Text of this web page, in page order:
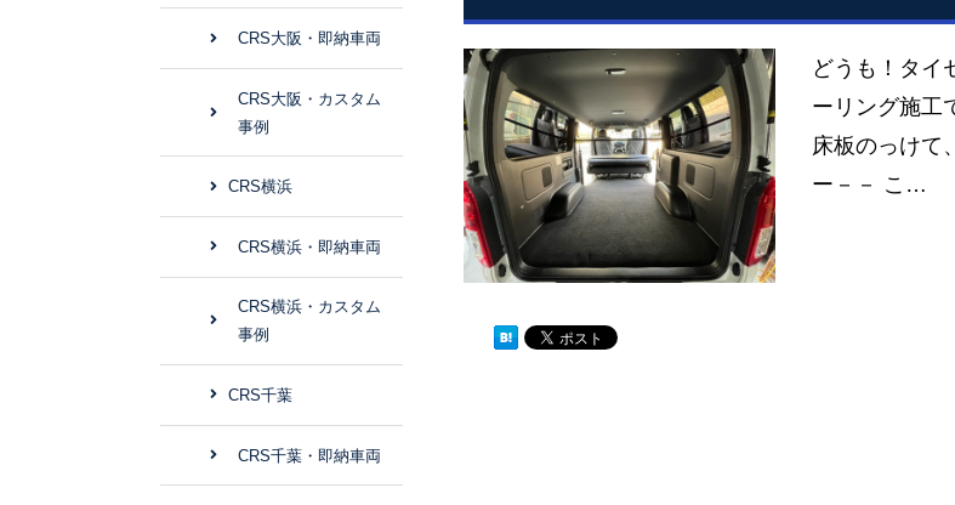
どうも！タイ
ーリング施工
床板のっけて
ー－－ こ…
CRS大阪・即納車両
CRS大阪・カスタム
事例
CRS横浜
CRS横浜・即納車両
CRS横浜・カスタム
事例
CRS千葉
CRS千葉・即納車両